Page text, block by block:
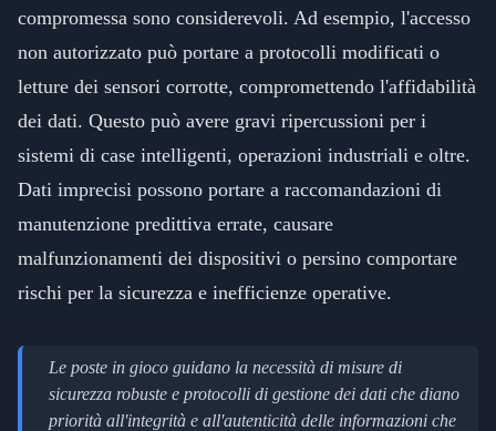
compromessa sono considerevoli. Ad esempio, l'accesso
non autorizzato può portare a protocolli modificati o
letture dei sensori corrotte, compromettendo l'affidabilità
dei dati. Questo può avere gravi ripercussioni per i
sistemi di case intelligenti, operazioni industriali e oltre.
Dati imprecisi possono portare a raccomandazioni di
manutenzione predittiva errate, causare
malfunzionamenti dei dispositivi o persino comportare
rischi per la sicurezza e inefficienze operative.
Le poste in gioco guidano la necessità di misure di
sicurezza robuste e protocolli di gestione dei dati che diano
priorità all'integrità e all'autenticità delle informazioni che